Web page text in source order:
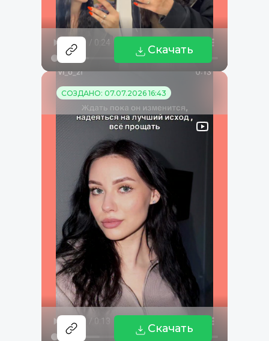
Скачать
СОЗДАНО: 07.07.2026 16:43
Скачать